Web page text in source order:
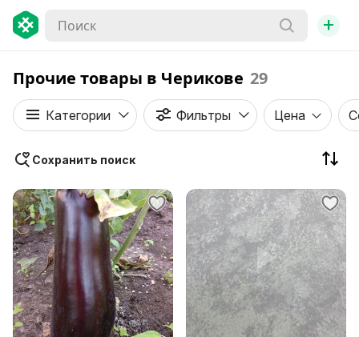
+
Прочие товары в Черикове 29
Категории Фильтры Цена
Сохранить поиск